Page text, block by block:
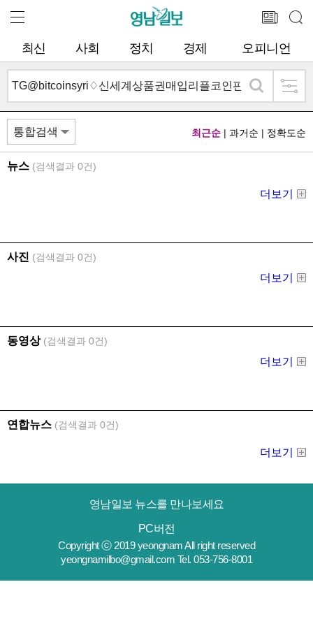
최신 사회 정치 경제 오피니언
영남일보 뉴스를 만나보세요
PC버전
Copyright ⓒ 2019 yeongnam All right reserved
yeongnamilbo@gmail.com Tel. 053-756-8001